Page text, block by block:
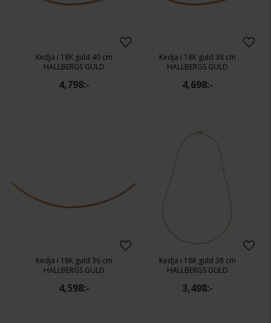
Kedja i 18K guld 40 cm
HALLBERGS GULD
4,798:-
Kedja i 18K guld 38 cm
HALLBERGS GULD
4,698:-
Kedja i 18K guld 36 cm
HALLBERGS GULD
4,598:-
Kedja i 18K guld 38 cm
HALLBERGS GULD
3,498:-